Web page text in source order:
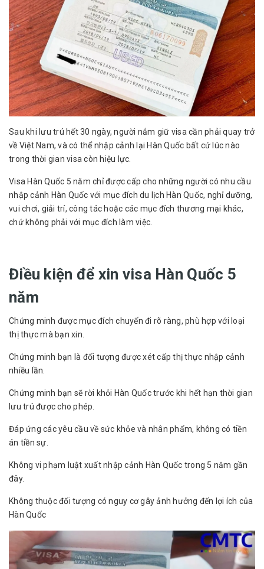
Sau khi lưu trú hết 30 ngày, người nắm giữ visa cần phải quay trở
về Việt Nam, và có thể nhập cảnh lại Hàn Quốc bất cứ lúc nào
trong thời gian visa còn hiệu lực.
Visa Hàn Quốc 5 năm chỉ được cấp cho những người có nhu cầu
nhập cảnh Hàn Quốc với mục đích du lịch Hàn Quốc, nghỉ dưỡng,
vui chơi, giải trí, công tác hoặc các mục đích thương mại khác,
chứ không phải với mục đích làm việc.
Điều kiện để xin visa Hàn Quốc 5
năm
Chứng minh được mục đích chuyến đi rõ ràng, phù hợp với loại
thị thực mà bạn xin.
Chứng minh bạn là đối tượng được xét cấp thị thực nhập cảnh
nhiều lần.
Chứng minh bạn sẽ rời khỏi Hàn Quốc trước khi hết hạn thời gian
lưu trú được cho phép.
Đáp ứng các yêu cầu về sức khỏe và nhân phẩm, không có tiền
án tiền sự.
Không vi phạm luật xuất nhập cảnh Hàn Quốc trong 5 năm gần
đây.
Không thuộc đối tượng có nguy cơ gây ảnh hưởng đến lợi ích của
Hàn Quốc